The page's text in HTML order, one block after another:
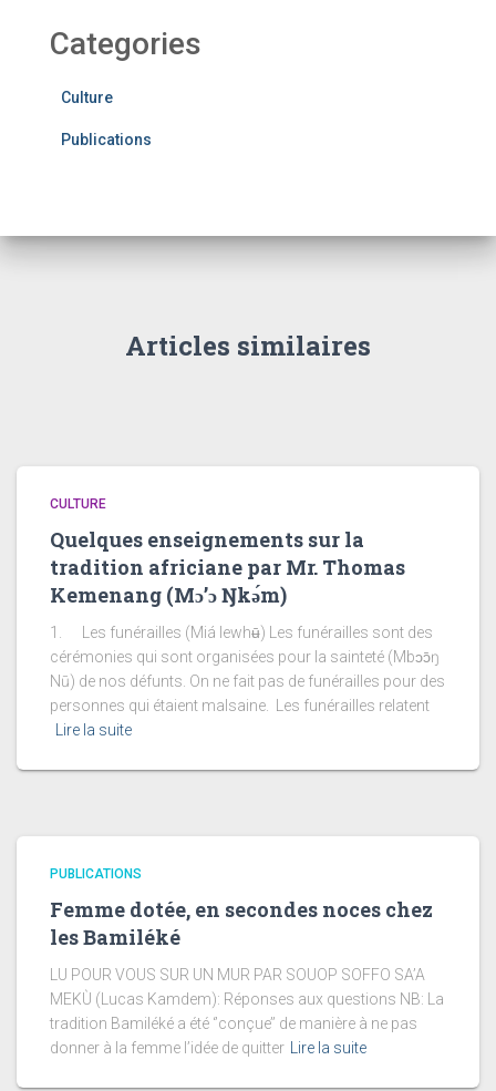
Categories
Culture
Publications
Articles similaires
CULTURE
Quelques enseignements sur la
tradition africiane par Mr. Thomas
Kemenang (Mɔ’ɔ Ŋkǝ́m)
1. Les funérailles (Miá lewhʉ̄) Les funérailles sont des
cérémonies qui sont organisées pour la sainteté (Mbɔɔ̄ŋ
Nū) de nos défunts. On ne fait pas de funérailles pour des
personnes qui étaient malsaine. Les funérailles relatent
Lire la suite
PUBLICATIONS
Femme dotée, en secondes noces chez
les Bamiléké
LU POUR VOUS SUR UN MUR PAR SOUOP SOFFO SA’A
MEKÙ (Lucas Kamdem): Réponses aux questions NB: La
tradition Bamiléké a été ‘’conçue’’ de manière à ne pas
donner à la femme l’idée de quitter Lire la suite